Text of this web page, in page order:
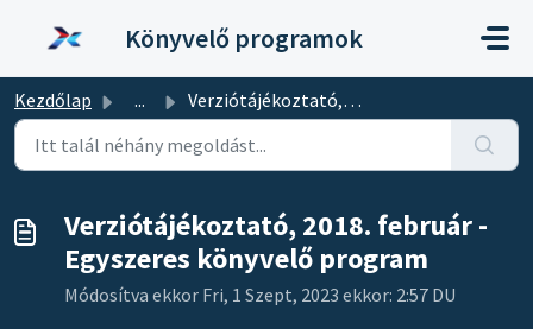
Könyvelő programok
Kezdőlap ... Verziótájékoztató, 2018. február - Egyszeres könyvelő pro...
Verziótájékoztató, 2018. február -
Egyszeres könyvelő program
Módosítva ekkor Fri, 1 Szept, 2023 ekkor: 2:57 DU